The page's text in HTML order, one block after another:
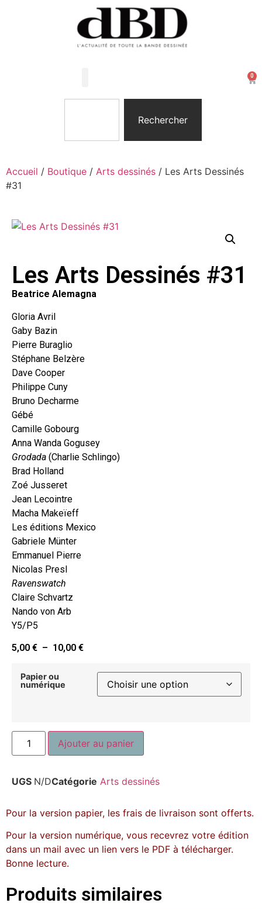
Rechercher
0
Accueil / Boutique / Arts dessinés / Les Arts Dessinés
#31
Les Arts Dessinés #31
Beatrice Alemagna
Gloria Avril
Gaby Bazin
Pierre Buraglio
Stéphane Belzère
Dave Cooper
Philippe Cuny
Bruno Decharme
Gébé
Camille Gobourg
Anna Wanda Gogusey
Grodada (Charlie Schlingo)
Brad Holland
Zoé Jusseret
Jean Lecointre
Macha Makeïeff
Les éditions Mexico
Gabriele Münter
Emmanuel Pierre
Nicolas Presl
Ravenswatch
Claire Schvartz
Nando von Arb
Y5/P5
5,00 € – 10,00 €
Papier ou
numérique
Ajouter au panier
UGS N/DCatégorie Arts dessinés
Pour la version papier, les frais de livraison sont offerts.
Pour la version numérique, vous recevrez votre édition
dans un mail avec un lien vers le PDF à télécharger.
Bonne lecture.
Produits similaires